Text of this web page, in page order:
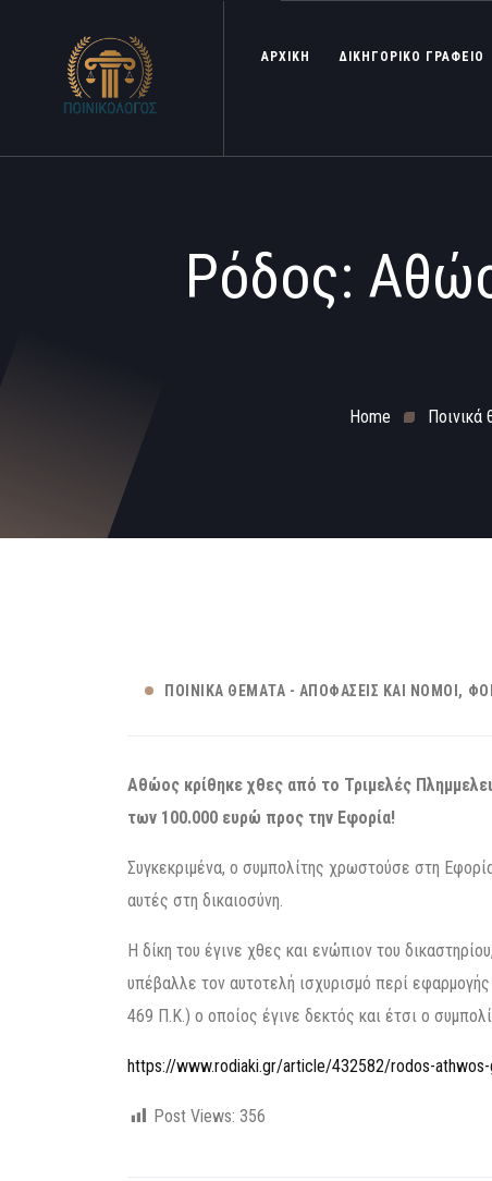
ΑΡΧΙΚΗ ΔΙΚΗΓΟΡΙΚΟ ΓΡΑΦΕΙΟ
Ρόδος:
Home Ποινικά
ΠΟΙΝΙΚΆ ΘΈΜΑΤΑ - ΑΠΟΦΆΣΕΙΣ ΚΑΙ ΝΌΜΟΙ
Αθώος κρίθηκε χθες από το Τριμελές
των 100.000 ευρώ προς την Εφορία!
Συγκεκριμένα, ο συμπολίτης χρωστούσε στη
αυτές στη δικαιοσύνη.
Η δίκη του έγινε χθες και ενώπιον του
υπέβαλλε τον αυτοτελή ισχυρισμό περί
469 Π.Κ.) ο οποίος έγινε δεκτός και έτσι ο
https://www.rodiaki.gr/article/432582/rodos-
Post Views: 356